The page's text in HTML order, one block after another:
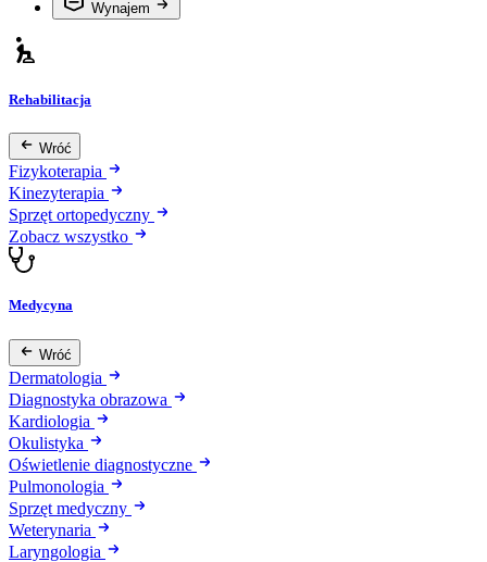
Wynajem
Rehabilitacja
Wróć
Fizykoterapia
Kinezyterapia
Sprzęt ortopedyczny
Zobacz wszystko
Medycyna
Wróć
Dermatologia
Diagnostyka obrazowa
Kardiologia
Okulistyka
Oświetlenie diagnostyczne
Pulmonologia
Sprzęt medyczny
Weterynaria
Laryngologia